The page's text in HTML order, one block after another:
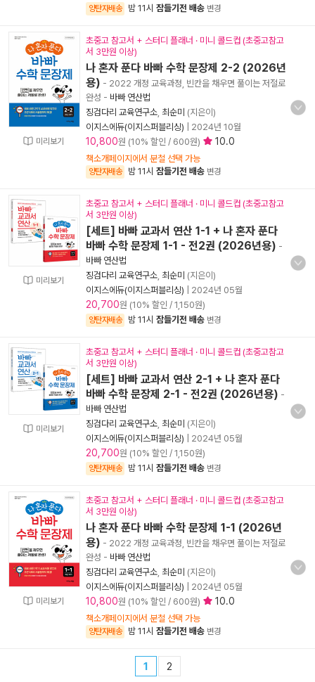
양탄자배송 밤 11시 잠들기전 배송 변경
미리보기
초중고 참고서 + 스터디 플래너 · 미니 콜드컵 (초중고참고
서 3만원 이상)
나 혼자 푼다 바빠 수학 문장제 2-2 (2026년
용) - 2022 개정 교육과정, 빈칸을 채우면 풀이는 저절로
완성 - 바빠 연산법
징검다리 교육연구소 최순미 (지은이)
이지스에듀(이지스퍼블리싱)
2024년 10월
10,800원 (10% 할인 / 600원) 10.0
책소개페이지에서 분철 선택 가능
양탄자배송 밤 11시 잠들기전 배송 변경
미리보기
초중고 참고서 + 스터디 플래너 · 미니 콜드컵 (초중고참고
서 3만원 이상)
[세트] 바빠 교과서 연산 1-1 + 나 혼자 푼다
바빠 수학 문장제 1-1 - 전2권 (2026년용) -
바빠 연산법
징검다리 교육연구소 최순미 (지은이)
이지스에듀(이지스퍼블리싱)
2024년 05월
20,700원 (10% 할인 / 1,150원)
양탄자배송 밤 11시 잠들기전 배송 변경
미리보기
초중고 참고서 + 스터디 플래너 · 미니 콜드컵 (초중고참고
서 3만원 이상)
[세트] 바빠 교과서 연산 2-1 + 나 혼자 푼다
바빠 수학 문장제 2-1 - 전2권 (2026년용) -
바빠 연산법
징검다리 교육연구소 최순미 (지은이)
이지스에듀(이지스퍼블리싱)
2024년 05월
20,700원 (10% 할인 / 1,150원)
양탄자배송 밤 11시 잠들기전 배송 변경
미리보기
초중고 참고서 + 스터디 플래너 · 미니 콜드컵 (초중고참고
서 3만원 이상)
나 혼자 푼다 바빠 수학 문장제 1-1 (2026년
용) - 2022 개정 교육과정, 빈칸을 채우면 풀이는 저절로
완성 - 바빠 연산법
징검다리 교육연구소 최순미 (지은이)
이지스에듀(이지스퍼블리싱)
2024년 05월
10,800원 (10% 할인 / 600원) 10.0
책소개페이지에서 분철 선택 가능
양탄자배송 밤 11시 잠들기전 배송 변경
1 2